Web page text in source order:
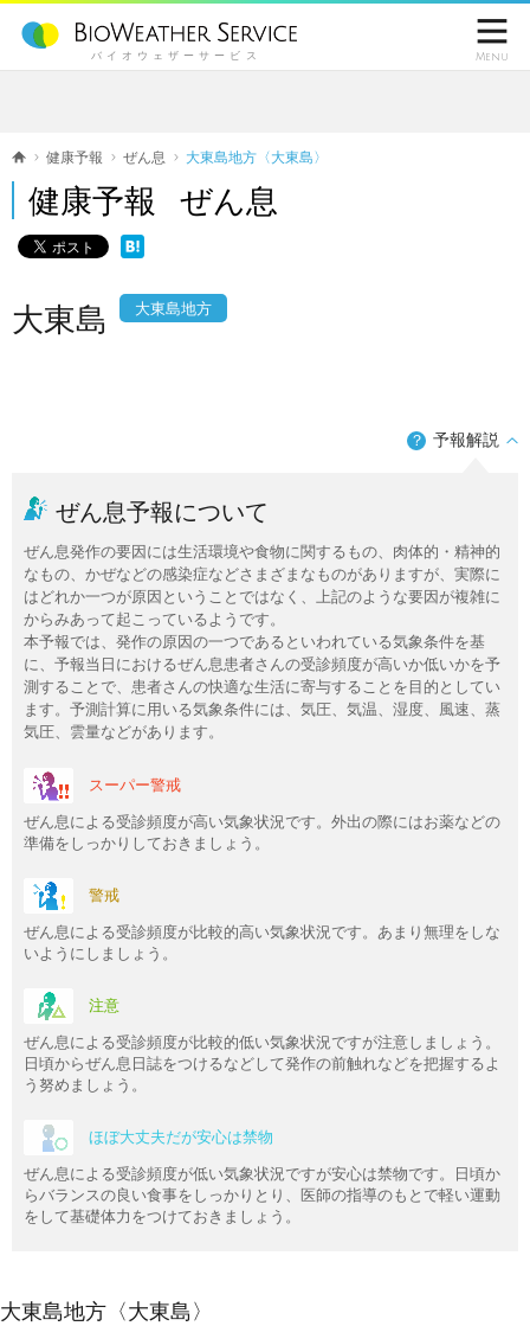
バイオウェザーサービス

Menu
健康予報 ぜん息 大東島地方〈大東島〉
健康予報 ぜん息
大東島 大東島地方
？ 予報解説
ぜん息予報について
ぜん息発作の要因には生活環境や食物に関するもの、肉体的・精神的
なもの、かぜなどの感染症などさまざまなものがありますが、実際に
はどれか一つが原因ということではなく、上記のような要因が複雑に
からみあって起こっているようです。
本予報では、発作の原因の一つであるといわれている気象条件を基
に、予報当日におけるぜん息患者さんの受診頻度が高いか低いかを予
測することで、患者さんの快適な生活に寄与することを目的としてい
ます。予測計算に用いる気象条件には、気圧、気温、湿度、風速、蒸
気圧、雲量などがあります。
スーパー警戒
ぜん息による受診頻度が高い気象状況です。外出の際にはお薬などの
準備をしっかりしておきましょう。
警戒
ぜん息による受診頻度が比較的高い気象状況です。あまり無理をしな
いようにしましょう。
注意
ぜん息による受診頻度が比較的低い気象状況ですが注意しましょう。
日頃からぜん息日誌をつけるなどして発作の前触れなどを把握するよ
う努めましょう。
ほぼ大丈夫だが安心は禁物
ぜん息による受診頻度が低い気象状況ですが安心は禁物です。日頃か
らバランスの良い食事をしっかりとり、医師の指導のもとで軽い運動
をして基礎体力をつけておきましょう。
大東島地方〈大東島〉